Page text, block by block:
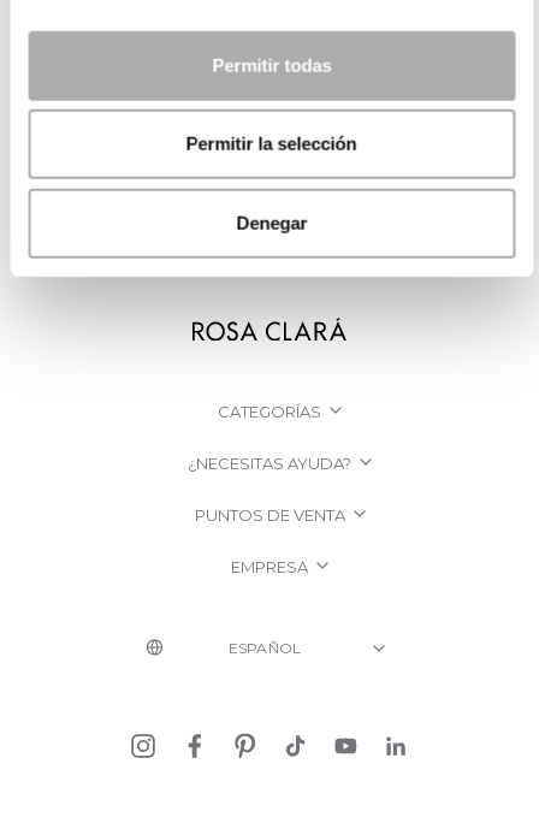
Permitir todas
Permitir la selección
Denegar
CATEGORÍAS
¿NECESITAS AYUDA?
PUNTOS DE VENTA
EMPRESA